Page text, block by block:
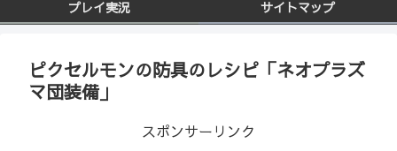
プレイ実況
サイトマップ
ピクセルモンの防具のレシピ「ネオプラズ
マ団装備」
スポンサーリンク